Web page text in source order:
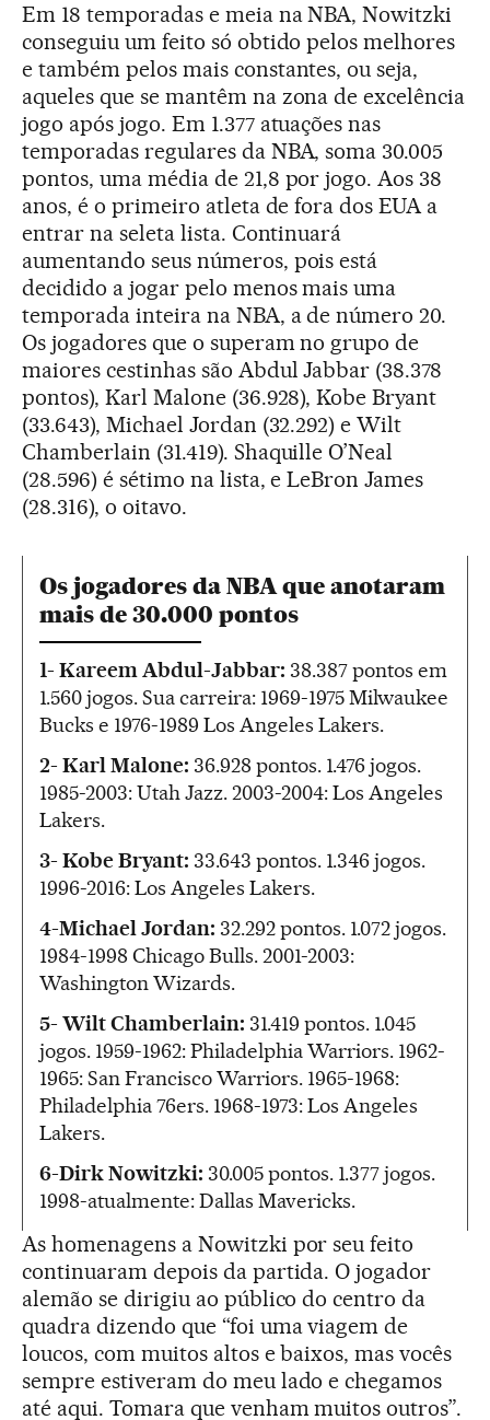
Em 18 temporadas e meia na NBA, Nowitzki
conseguiu um feito só obtido pelos melhores
e também pelos mais constantes, ou seja,
aqueles que se mantêm na zona de excelência
jogo após jogo. Em 1.377 atuações nas
temporadas regulares da NBA, soma 30.005
pontos, uma média de 21,8 por jogo. Aos 38
anos, é o primeiro atleta de fora dos EUA a
entrar na seleta lista. Continuará
aumentando seus números, pois está
decidido a jogar pelo menos mais uma
temporada inteira na NBA, a de número 20.
Os jogadores que o superam no grupo de
maiores cestinhas são Abdul Jabbar (38.378
pontos), Karl Malone (36.928), Kobe Bryant
(33.643), Michael Jordan (32.292) e Wilt
Chamberlain (31.419). Shaquille O’Neal
(28.596) é sétimo na lista, e LeBron James
(28.316), o oitavo.
Os jogadores da NBA que anotaram
mais de 30.000 pontos
1- Kareem Abdul-Jabbar: 38.387 pontos em
1.560 jogos. Sua carreira: 1969-1975 Milwaukee
Bucks e 1976-1989 Los Angeles Lakers.
2- Karl Malone: 36.928 pontos. 1.476 jogos.
1985-2003: Utah Jazz. 2003-2004: Los Angeles
Lakers.
3- Kobe Bryant: 33.643 pontos. 1.346 jogos.
1996-2016: Los Angeles Lakers.
4-Michael Jordan: 32.292 pontos. 1.072 jogos.
1984-1998 Chicago Bulls. 2001-2003:
Washington Wizards.
5- Wilt Chamberlain: 31.419 pontos. 1.045
jogos. 1959-1962: Philadelphia Warriors. 1962-
1965: San Francisco Warriors. 1965-1968:
Philadelphia 76ers. 1968-1973: Los Angeles
Lakers.
6-Dirk Nowitzki: 30.005 pontos. 1.377 jogos.
1998-atualmente: Dallas Mavericks.
As homenagens a Nowitzki por seu feito
continuaram depois da partida. O jogador
alemão se dirigiu ao público do centro da
quadra dizendo que “foi uma viagem de
loucos, com muitos altos e baixos, mas vocês
sempre estiveram do meu lado e chegamos
até aqui. Tomara que venham muitos outros”.